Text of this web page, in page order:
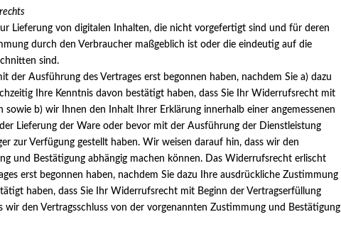
Lieferung von digitalen Inhalten, die nicht vorgefertigt sind und für deren
durch den Verbraucher maßgeblich ist oder die eindeutig auf die
sind.
Ausführung des Vertrages erst begonnen haben, nachdem Sie a) dazu
Ihre Kenntnis davon bestätigt haben, dass Sie Ihr Widerrufsrecht mit
sowie b) wir Ihnen den Inhalt Ihrer Erklärung innerhalb einer angemessenen
Lieferung der Ware oder bevor mit der Ausführung der Dienstleistung
zur Verfügung gestellt haben. Wir weisen darauf hin, dass wir den
und Bestätigung abhängig machen können. Das Widerrufsrecht erlischt
erst begonnen haben, nachdem Sie dazu Ihre ausdrückliche Zustimmung
haben, dass Sie Ihr Widerrufsrecht mit Beginn der Vertragserfüllung
wir den Vertragsschluss von der vorgenannten Zustimmung und Bestätigung